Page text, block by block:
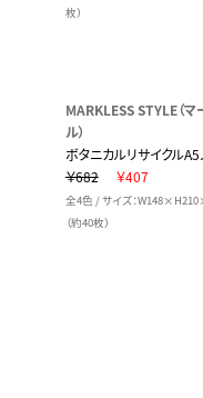
枚）
MARKLESS STYLE（マ
ル）
ボタニカルリサイクルA5
￥682
￥407
全4色 / サイズ：
（約40枚）